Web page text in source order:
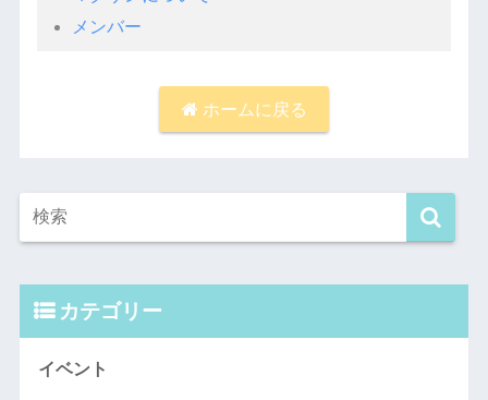
メンバー
ホームに戻る
カテゴリー
イベント